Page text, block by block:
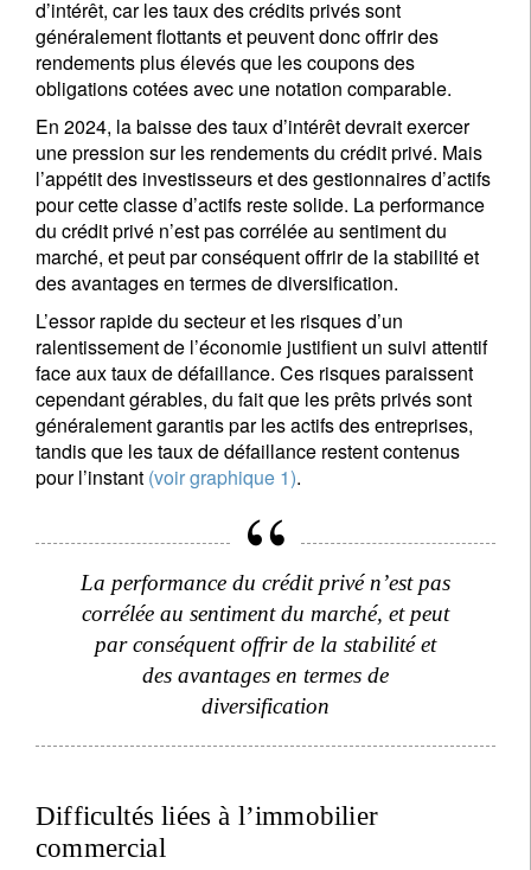
d’intérêt, car les taux des crédits privés sont
généralement flottants et peuvent donc offrir des
rendements plus élevés que les coupons des
obligations cotées avec une notation comparable.
En 2024, la baisse des taux d’intérêt devrait exercer
une pression sur les rendements du crédit privé. Mais
l’appétit des investisseurs et des gestionnaires d’actifs
pour cette classe d’actifs reste solide. La performance
du crédit privé n’est pas corrélée au sentiment du
marché, et peut par conséquent offrir de la stabilité et
des avantages en termes de diversification.
L’essor rapide du secteur et les risques d’un
ralentissement de l’économie justifient un suivi attentif
face aux taux de défaillance. Ces risques paraissent
cependant gérables, du fait que les prêts privés sont
généralement garantis par les actifs des entreprises,
tandis que les taux de défaillance restent contenus
pour l’instant (voir graphique 1).
La performance du crédit privé n’est pas
corrélée au sentiment du marché, et peut
par conséquent offrir de la stabilité et
des avantages en termes de
diversification
Difficultés liées à l’immobilier
commercial
s'inscrire